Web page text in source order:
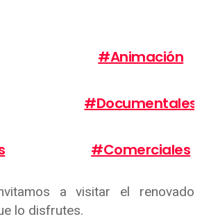
#Animación
#Documentales
#Comerciales
a visitar el renovado
lo disfrutes.